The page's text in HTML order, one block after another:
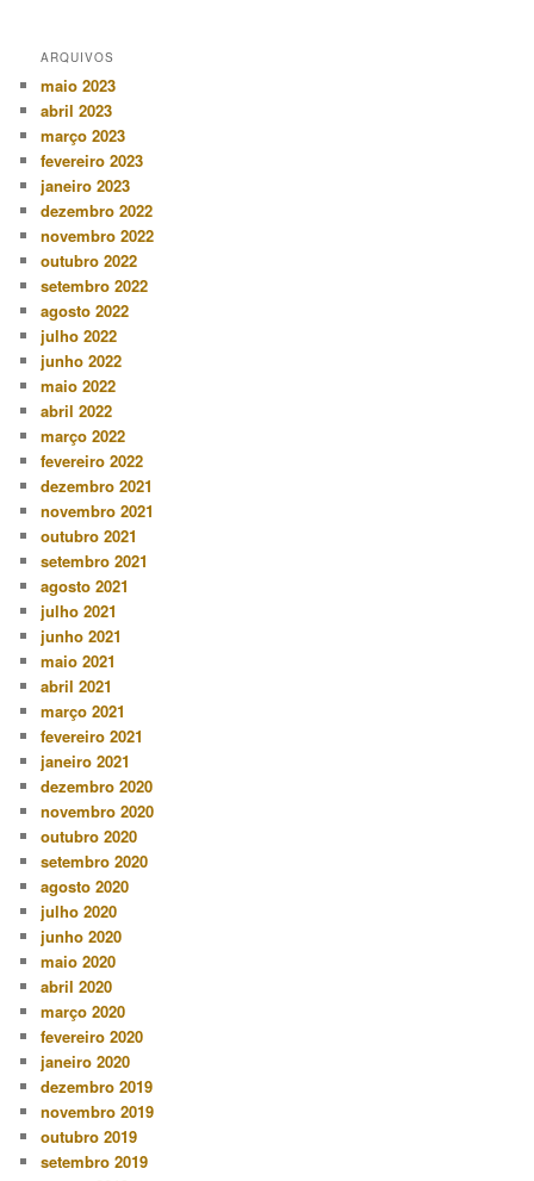
ARQUIVOS
maio 2023
abril 2023
março 2023
fevereiro 2023
janeiro 2023
dezembro 2022
novembro 2022
outubro 2022
setembro 2022
agosto 2022
julho 2022
junho 2022
maio 2022
abril 2022
março 2022
fevereiro 2022
dezembro 2021
novembro 2021
outubro 2021
setembro 2021
agosto 2021
julho 2021
junho 2021
maio 2021
abril 2021
março 2021
fevereiro 2021
janeiro 2021
dezembro 2020
novembro 2020
outubro 2020
setembro 2020
agosto 2020
julho 2020
junho 2020
maio 2020
abril 2020
março 2020
fevereiro 2020
janeiro 2020
dezembro 2019
novembro 2019
outubro 2019
setembro 2019